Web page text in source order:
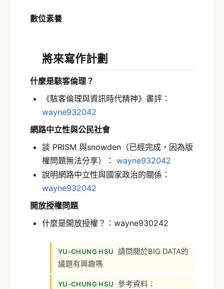
數位素養
將來寫作計劃
什麼是駭客倫理？
《駭客倫理與資訊時代精神》書評：
wayne932042
網路中立性與公民社會
談 PRISM 與snowden（已經完成，因為版
權問題無法分享）： wayne932042
說明網路中立性與國家政治的關係：
wayne932042
開放授權問題
什麼是開放授權？：wayne930242
YU-CHUNG HSU
請問關於BIG DATA的
議題有興趣嗎
YU-CHUNG HSU
參考資料：